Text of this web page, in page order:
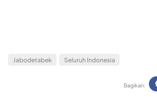
Jabodetabek Seluruh Indonesia
Bagikan: